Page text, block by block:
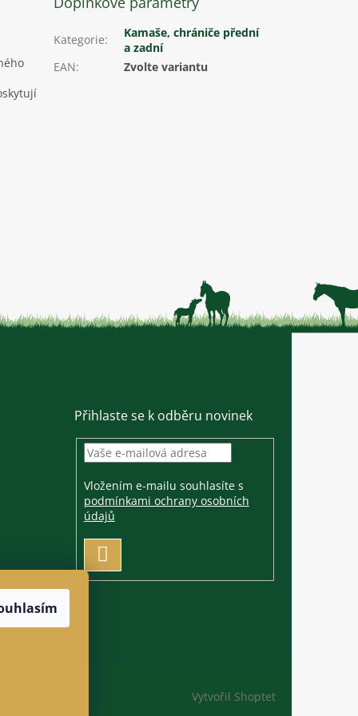
Kategorie:
Kamaše, chrániče přední
a zadní
EAN: Zvolte variantu
Přihlaste se k odběru novinek
Vložením e-mailu souhlasíte s
podmínkami ochrany osobních
údajů
SE
Vytvořil Shoptet